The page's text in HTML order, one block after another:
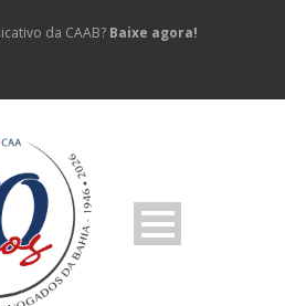
da CAAB? Baixe agora!